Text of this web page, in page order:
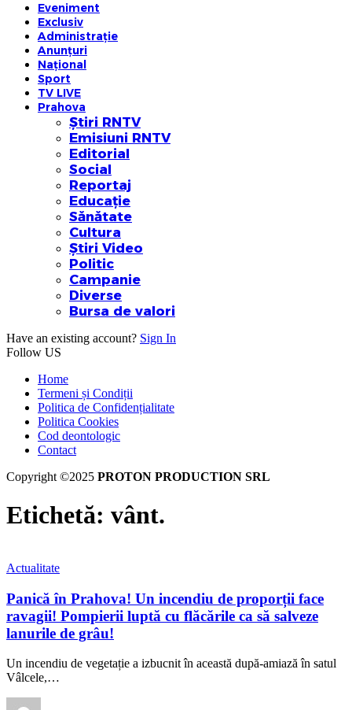
Eveniment
Exclusiv
Administrație
Anunțuri
Național
Sport
TV LIVE
Prahova
Știri RNTV
Emisiuni RNTV
Editorial
Social
Reportaj
Educație
Sănătate
Cultura
Știri Video
Politic
Campanie
Diverse
Bursa de valori
Have an existing account? Sign In
Follow US
Home
Termeni și Condiții
Politica de Confidențialitate
Politica Cookies
Cod deontologic
Contact
Copyright ©2025 PROTON PRODUCTION SRL
Etichetă: vânt.
Actualitate
Panică în Prahova! Un incendiu de proporții face
ravagii! Pompierii luptă cu flăcările ca să salveze
lanurile de grâu!
Un incendiu de vegetație a izbucnit în această după-amiază în satul
Vâlcele,…